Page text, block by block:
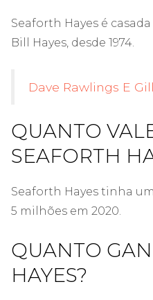
Seaforth Hayes é
Bill Hayes, desde 1974.
Dave Rawlings E
QUANTO
SEAFORTH
Seaforth Hayes tinha
5 milhões em 2020.
QUANTO
HAYES?